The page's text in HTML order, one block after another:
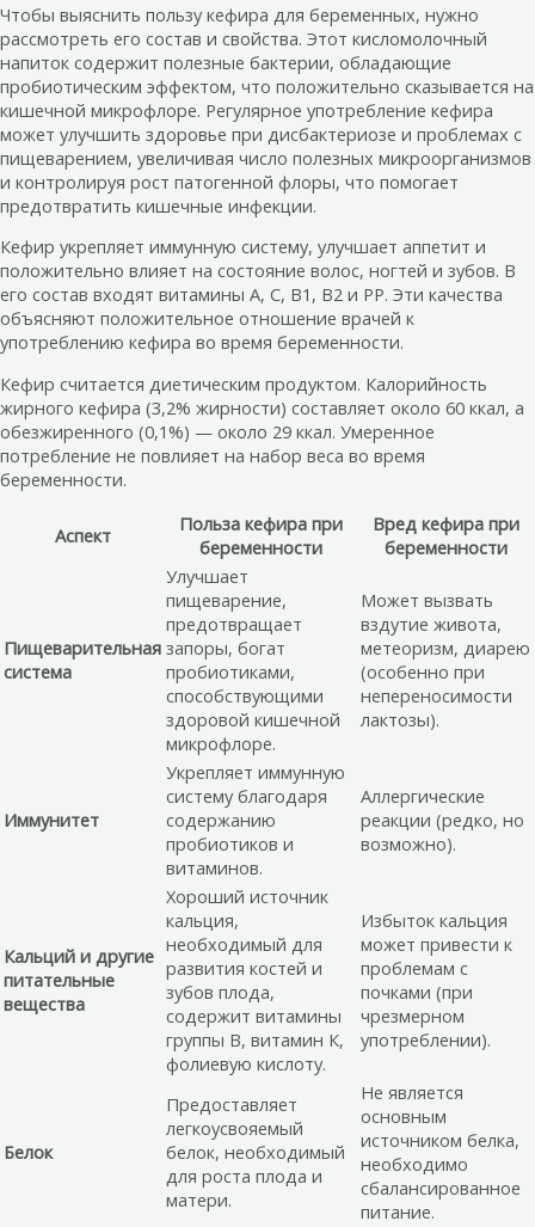
Чтобы выяснить пользу кефира для беременных, нужно
рассмотреть его состав и свойства. Этот кисломолочный
напиток содержит полезные бактерии, обладающие
пробиотическим эффектом, что положительно сказывается на
кишечной микрофлоре. Регулярное употребление кефира
может улучшить здоровье при дисбактериозе и проблемах с
пищеварением, увеличивая число полезных микроорганизмов
и контролируя рост патогенной флоры, что помогает
предотвратить кишечные инфекции.
Кефир укрепляет иммунную систему, улучшает аппетит и
положительно влияет на состояние волос, ногтей и зубов. В
его состав входят витамины А, С, В1, В2 и РР. Эти качества
объясняют положительное отношение врачей к
употреблению кефира во время беременности.
Кефир считается диетическим продуктом. Калорийность
жирного кефира (3,2% жирности) составляет около 60 ккал, а
обезжиренного (0,1%) — около 29 ккал. Умеренное
потребление не повлияет на набор веса во время
беременности.
Аспект
Польза кефира при
беременности
Вред кефира при
беременности
Пищеварительная
система
Улучшает
пищеварение,
предотвращает
запоры, богат
пробиотиками,
способствующими
здоровой кишечной
микрофлоре.
Может вызвать
вздутие живота,
метеоризм, диарею
(особенно при
непереносимости
лактозы).
Иммунитет
Укрепляет иммунную
систему благодаря
содержанию
пробиотиков и
витаминов.
Аллергические
реакции (редко, но
возможно).
Кальций и другие
питательные
вещества
Хороший источник
кальция,
необходимый для
развития костей и
зубов плода,
содержит витамины
группы В, витамин К,
фолиевую кислоту.
Избыток кальция
может привести к
проблемам с
почками (при
чрезмерном
употреблении).
Белок
Предоставляет
легкоусвояемый
белок, необходимый
для роста плода и
матери.
Не является
основным
источником белка,
необходимо
сбалансированное
питание.